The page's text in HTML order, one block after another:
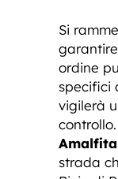
Si
ordine
specifici
vigilerà
strada